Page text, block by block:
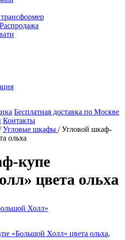
Распродажа
Бесплатная доставка по Москве
Контакты
Угловые шкафы /Угловой шкаф-
ольха
купе
цвета ольха